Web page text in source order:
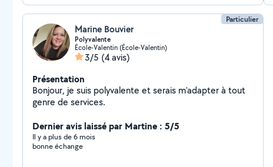
échanger sur votre projet. Louis LES 2L
Particulier
Marine Bouvier
Polyvalente
École-Valentin (École-Valentin)
3/5 (4 avis)
Présentation
Bonjour, je suis polyvalente et serais m'adapter à tout
genre de services.
Dernier avis laissé par Martine : 5/5
Il y a plus de 6 mois
bonne échange